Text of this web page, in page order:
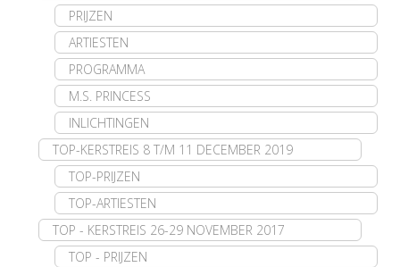
PRIJZEN
ARTIESTEN
PROGRAMMA
M.S. PRINCESS
INLICHTINGEN
TOP-KERSTREIS 8 T/M 11 DECEMBER 2019
TOP-PRIJZEN
TOP-ARTIESTEN
TOP - KERSTREIS 26-29 NOVEMBER 2017
TOP - PRIJZEN